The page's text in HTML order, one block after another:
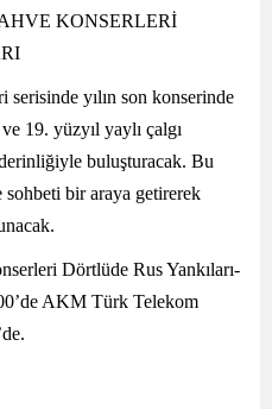
KONSERLERİ
yılın son konserinde
19. yüzyıl yaylı çalgı
buluşturacak. Bu
bir araya getirerek
Dörtlüde Rus Yankıları-
AKM Türk Telekom